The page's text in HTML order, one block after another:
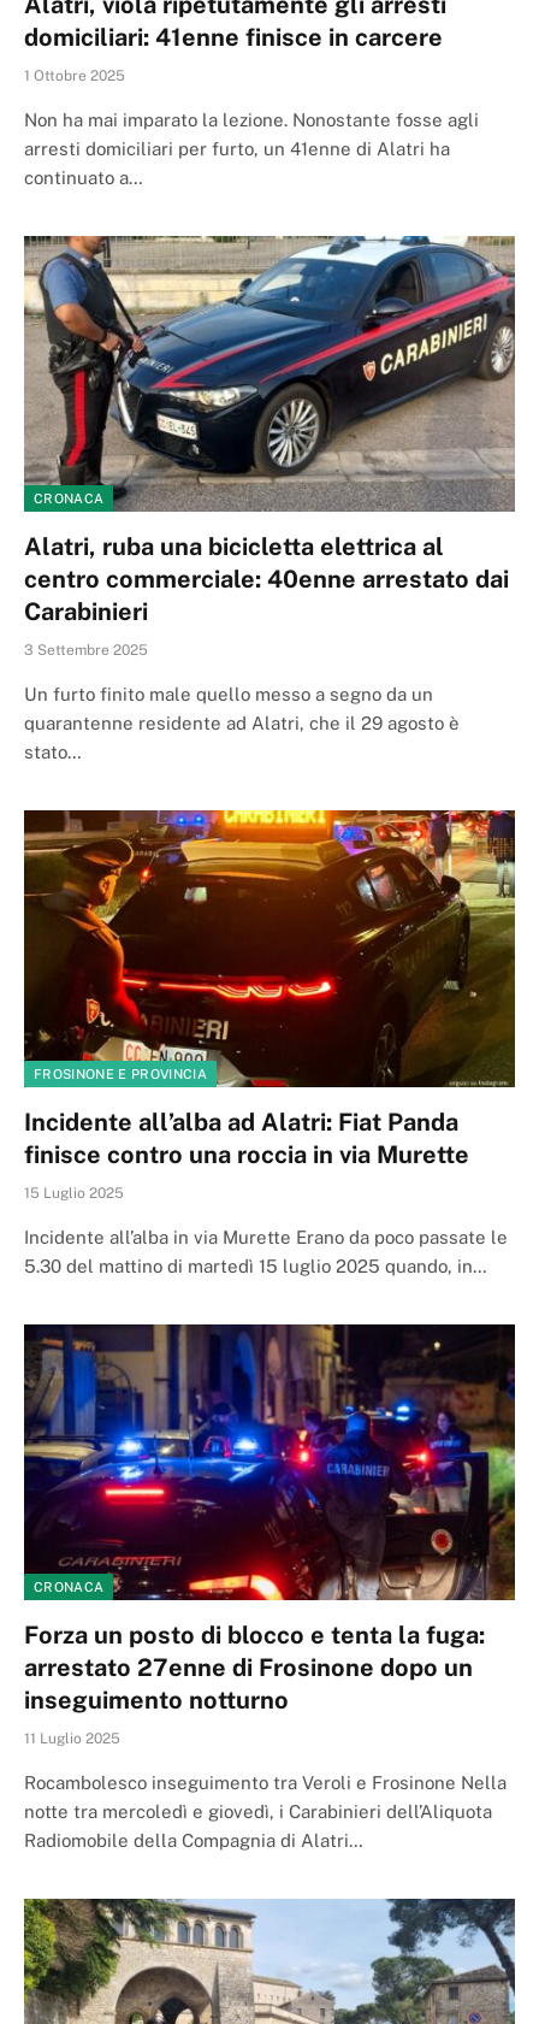
domiciliari: 41enne finisce in carcere
1 Ottobre 2025
Non ha mai imparato la lezione. Nonostante fosse agli
arresti domiciliari per furto, un 41enne di Alatri ha
continuato a…
CRONACA
Alatri, ruba una bicicletta elettrica al
centro commerciale: 40enne arrestato dai
Carabinieri
3 Settembre 2025
Un furto finito male quello messo a segno da un
quarantenne residente ad Alatri, che il 29 agosto è
stato…
FROSINONE E PROVINCIA
Incidente all’alba ad Alatri: Fiat Panda
finisce contro una roccia in via Murette
15 Luglio 2025
Incidente all’alba in via Murette Erano da poco passate le
5.30 del mattino di martedì 15 luglio 2025 quando, in…
CRONACA
Forza un posto di blocco e tenta la fuga:
arrestato 27enne di Frosinone dopo un
inseguimento notturno
11 Luglio 2025
Rocambolesco inseguimento tra Veroli e Frosinone Nella
notte tra mercoledì e giovedì, i Carabinieri dell’Aliquota
Radiomobile della Compagnia di Alatri…